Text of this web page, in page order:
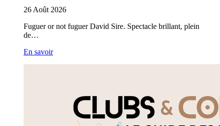
26 Août 2026
Fuguer or not fuguer David Sire. Spectacle brillant, plein
de…
En savoir